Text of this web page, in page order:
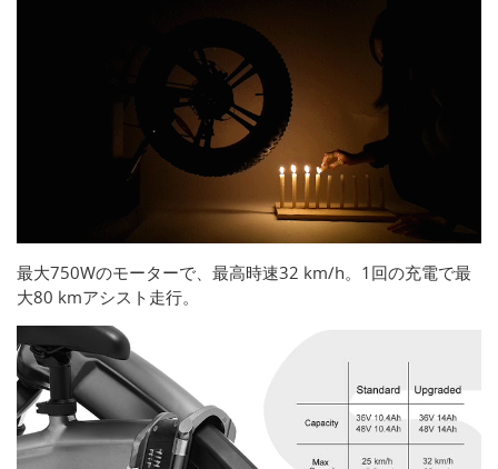
最大750Wのモーターで、最高時速32 km/h。1回の充電で最
大80 kmアシスト走行。